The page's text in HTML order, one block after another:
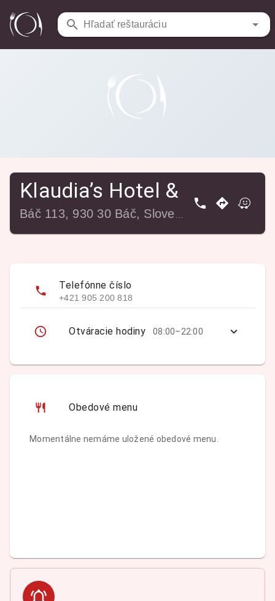
Hľadať reštauráciu
Reštaurácie / Klaudia’s Hotel & Restaurant
Klaudia’s Hotel &
Telefónne číslo
+421 905 200 818
Otváracie hodiny 08:00–22:00
Obedové menu
Momentálne nemáme uložené obedové menu.